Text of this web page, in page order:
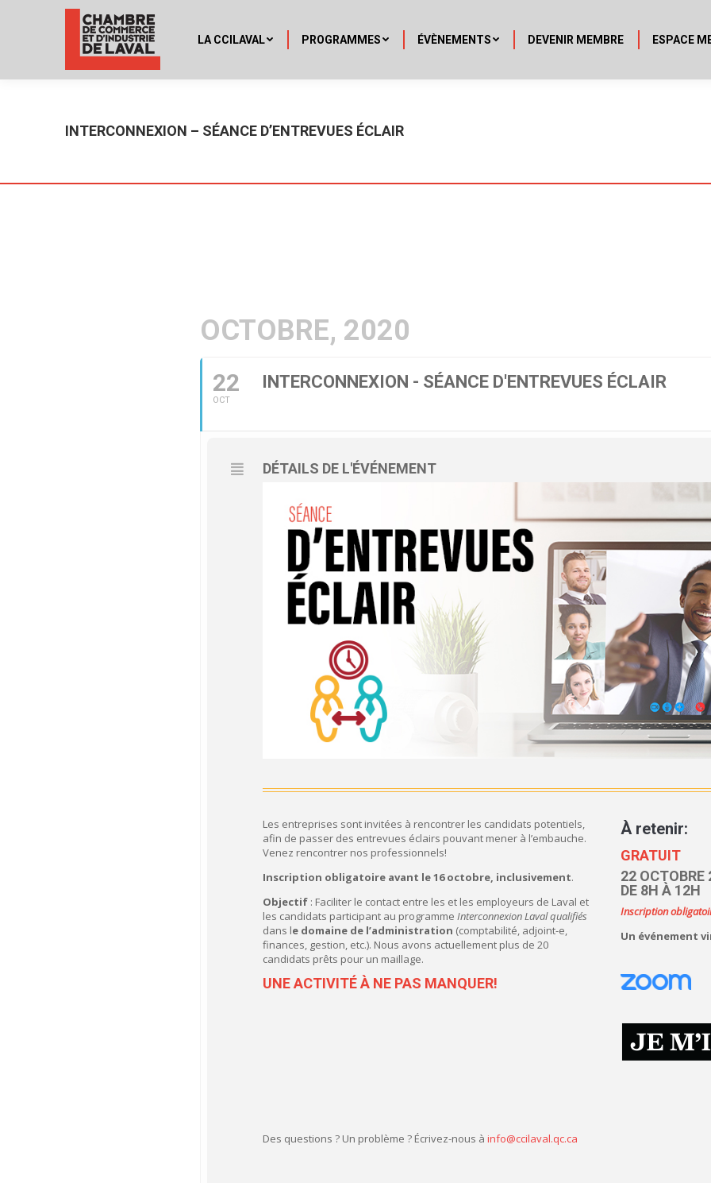
LA CCILAVAL PROGRAMMES ÉVÈNEMENTS DEVENIR MEMBRE ESPACE
INTERCONNEXION – SÉANCE D’ENTREVUES ÉCLAIR
OCTOBRE, 2020
22
OCT
INTERCONNEXION - SÉANCE D'ENTREVUES ÉCLAIR
DÉTAILS DE L'ÉVÉNEMENT
Les entreprises sont invitées à rencontrer les candidats potentiels,
afin de passer des entrevues éclairs pouvant mener à l’embauche.
Venez rencontrer nos professionnels!
Inscription obligatoire avant le 16 octobre, inclusivement.
Objectif : Faciliter le contact entre les et les employeurs de Laval et
les candidats participant au programme Interconnexion Lavalqualifiés
dans le domaine de l’administration (comptabilité, adjoint-e,
finances, gestion, etc.). Nous avons actuellement plus de 20
candidats prêts pour un maillage.
UNE ACTIVITÉ À NE PAS MANQUER!
À retenir:
GRATUIT
22 OCTOBRE
DE 8H À 12H
Inscription
Un événement
Des questions ? Un problème ? Écrivez-nous à info@ccilaval.qc.ca